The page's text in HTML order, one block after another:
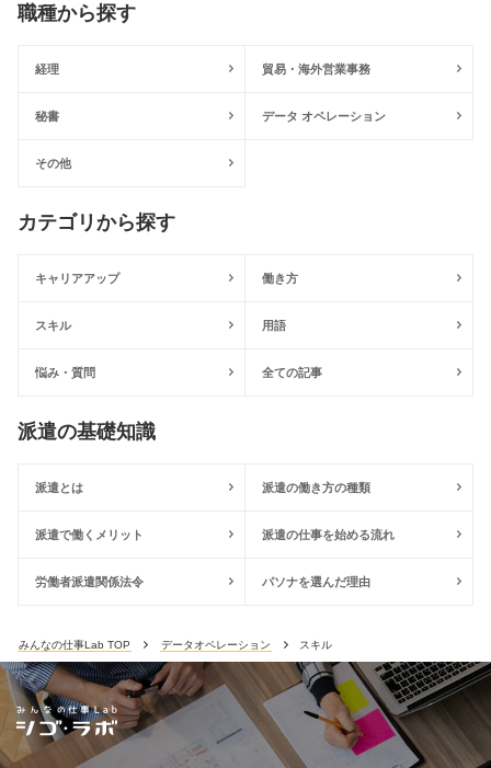
職種から探す
経理 貿易・海外営業事務
秘書 データ オペレーション
その他
カテゴリから探す
キャリアアップ 働き方
スキル 用語
悩み・質問 全ての記事
派遣の基礎知識
派遣とは 派遣の働き方の種類
派遣で働くメリット 派遣の仕事を始める流れ
労働者派遣関係法令 パソナを選んだ理由
みんなの仕事Lab TOP データオペレーション スキル